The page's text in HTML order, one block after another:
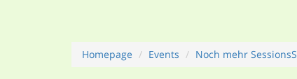
Homepage Events Noch mehr